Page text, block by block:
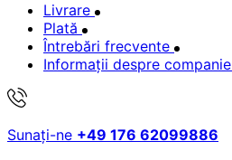
Livrare
Plată
Întrebări frecvente
Informații despre companie
Sunați-ne +49 176 62099886